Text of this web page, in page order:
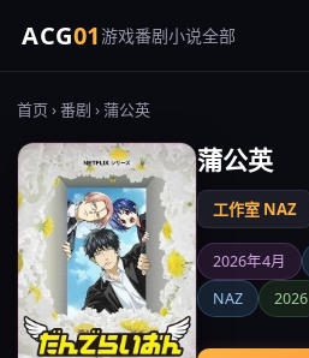
ACG01游戏番剧小说全部
首页 ›番剧 › 蒲公英
蒲公英
工作室 NAZ
2026年4月
NAZ
2026